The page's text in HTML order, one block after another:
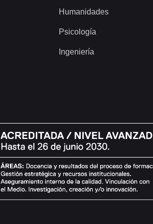
Humanidades
Psicología
Ingeniería